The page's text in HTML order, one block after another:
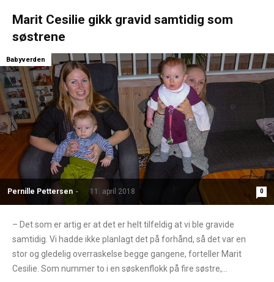
Marit Cesilie gikk gravid samtidig som
søstrene
Pernille Pettersen - 11. april 2018 0
Babyverden
– Det som er artig er at det er helt tilfeldig at vi ble gravide
samtidig. Vi hadde ikke planlagt det på forhånd, så det var en
stor og gledelig overraskelse begge gangene, forteller Marit
Cesilie. Som nummer to i en søskenflokk på fire søstre,...